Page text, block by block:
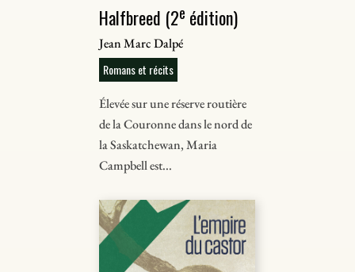
Halfbreed (2e édition)
Jean Marc Dalpé
Romans et récits
Élevée sur une réserve routière
de la Couronne dans le nord de
la Saskatchewan, Maria
Campbell est...